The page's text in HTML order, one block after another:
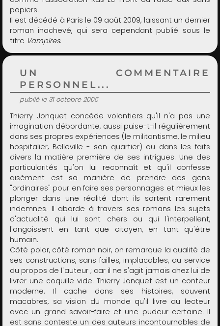
UN COMMENTAIRE
PERSONNEL...
publié le 31 octobre 2005
Thierry Jonquet concède volontiers qu'il n'a pas une
imagination débordante, aussi puise-t-il régulièrement
dans ses propres expériences (le militantisme, le milieu
hospitalier, Belleville - son quartier) ou dans les faits
divers la matière première de ses intrigues. Une des
particularités qu'on lui reconnaît et qu'il confesse
aisément est sa manière de prendre des gens
"ordinaires" pour en faire ses personnages et mieux les
plonger dans une réalité dont ils sortent rarement
indemnes. Il aborde à travers ses romans les sujets
d'actualité qui lui sont chers ou qui l'interpellent,
l'angoissent en tant que citoyen, en tant qu'être
humain.
Côté polar, côté roman noir, on remarque la qualité de
ses constructions, sans failles, implacables, au service
du propos de l'auteur ; car il ne s'agit jamais chez lui de
livrer une coquille vide. Thierry Jonquet est un conteur
moderne. Il cache dans ses histoires, souvent
macabres, sa vision du monde qu'il livre au lecteur
avec un grand savoir-faire et une pudeur certaine. Il
est sans conteste un des auteurs incontournables de
papiers.
Il est décédé à Paris le 09 août 2009, laissant un dernier
roman inachevé, qui sera cependant publié sous le
titre Vampires.